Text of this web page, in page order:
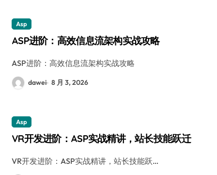
Asp
ASP进阶：高效信息流架构实战攻略
ASP进阶：高效信息流架构实战攻略
dawei 8 月 3, 2026
Asp
VR开发进阶：ASP实战精讲，站长技能跃迁
VR开发进阶：ASP实战精讲，站长技能跃…